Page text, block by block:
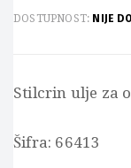
DOSTUPNOST: NIJE
Stilcrin ulje za
Šifra: 66413